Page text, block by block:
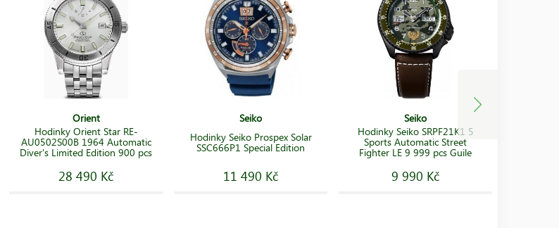
Orient
Hodinky Orient Star RE-
AU0502S00B 1964 Automatic
Diver's Limited Edition 900 pcs
28 490 Kč
Seiko
Hodinky Seiko Prospex Solar
SSC666P1 Special Edition
11 490 Kč
Seiko
Hodinky Seiko SRPF21K1 5
Sports Automatic Street
Fighter LE 9 999 pcs Guile
9 990 Kč